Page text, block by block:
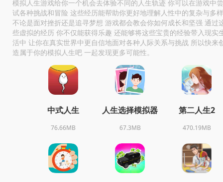
模拟人生游戏给你一个机会去体验不同的人生轨迹 你可以在游戏中尝
试各种挑战和冒险 这些经历能帮助你更好地理解人性中的复杂与多样
不论是面对挫折还是追寻梦想 游戏都会教会你如何成长和坚强 通过
些虚拟的经历 你不仅能获得乐趣 还能够将这些宝贵的经验带入现实
活中 让你在真实世界中更自信地面对各种人际关系与挑战 所以快来
造属于你的模拟人生吧 一起发现更多可能性。
中式人生
76.66MB
人生选择模拟器
67.3MB
第二人生2
470.19MB